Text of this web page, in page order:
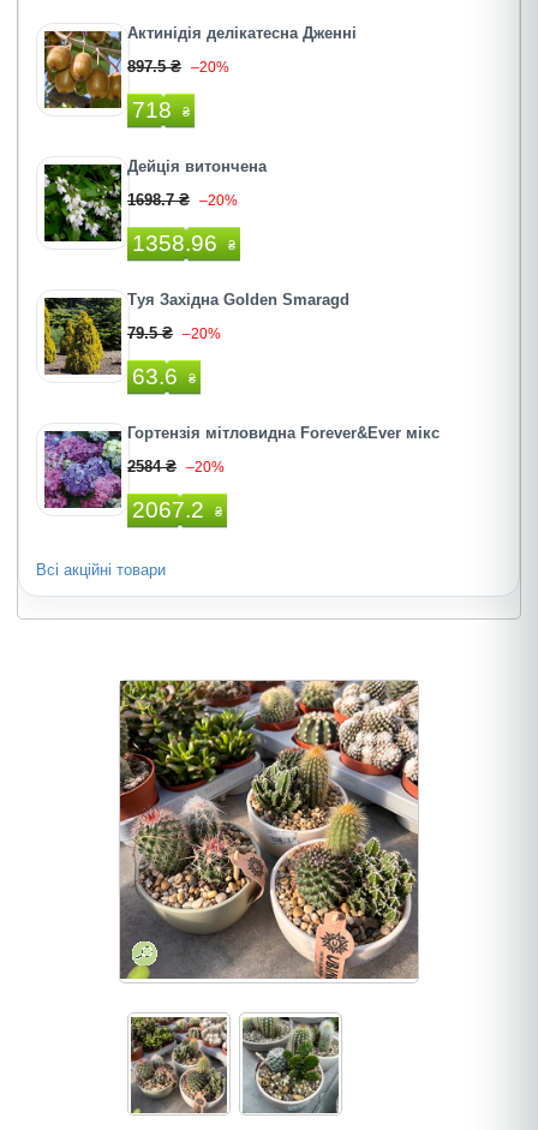
Актинідія делікатесна Дженні
897.5 ₴ –20%
718 ₴
Дейція витончена
1698.7 ₴ –20%
1358.96 ₴
Туя Західна Golden Smaragd
79.5 ₴ –20%
63.6 ₴
Гортензія мітловидна Forever&Ever мікс
2584 ₴ –20%
2067.2 ₴
Всі акційні товари